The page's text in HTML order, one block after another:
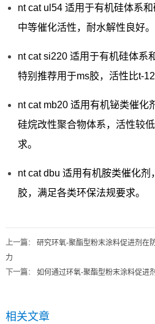
nt cat ul54 适用于有机硅体系和
中等催化活性，耐水解性良好。
nt cat si220 适用于有机硅体系
特别推荐用于ms胶，活性比t-12
nt cat mb20 适用有机铋类催化
硅烷改性聚合物体系，活性较
求。
nt cat dbu 适用有机胺类催化剂
胶，满足各类环保法规要求。
上一篇： 研究环氧-聚酯型粉末涂料促进剂在
力
下一篇： 如何通过环氧-聚酯型粉末涂料促进
相关文章